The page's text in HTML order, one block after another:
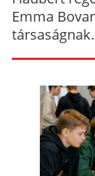
Emma
társaságnak.